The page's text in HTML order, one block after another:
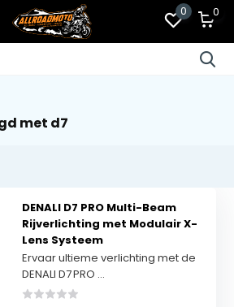
0 0
met d7
DENALI D7 PRO Multi-Beam
Rijverlichting met Modulair X-
Lens Systeem
Ervaar ultieme verlichting met de
DENALI D7 PRO ...